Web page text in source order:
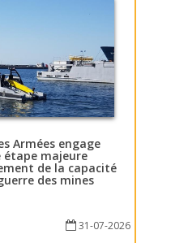
Armées engage
étape majeure
de la capacité
des mines
31-07-2026